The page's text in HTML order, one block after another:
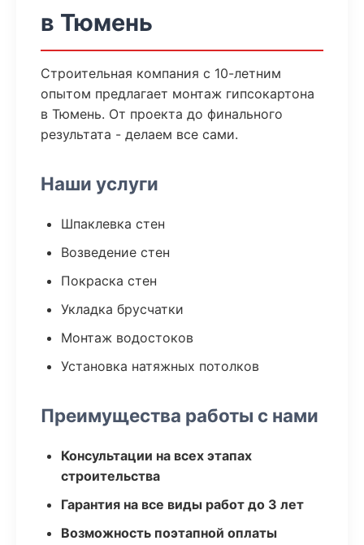
в Тюмень
Строительная компания с 10-летним
опытом предлагает монтаж гипсокартона
в Тюмень. От проекта до финального
результата - делаем все сами.
Наши услуги
Шпаклевка стен
Возведение стен
Покраска стен
Укладка брусчатки
Монтаж водостоков
Установка натяжных потолков
Преимущества работы с нами
Консультации на всех этапах
строительства
Гарантия на все виды работ до 3 лет
Возможность поэтапной оплаты